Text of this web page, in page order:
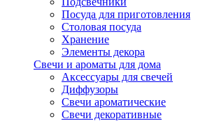
Посуда для приготовления
Столовая посуда
Хранение
Элементы декора
Свечи и ароматы для дома
Аксессуары для свечей
Диффузоры
Свечи ароматические
Свечи декоративные